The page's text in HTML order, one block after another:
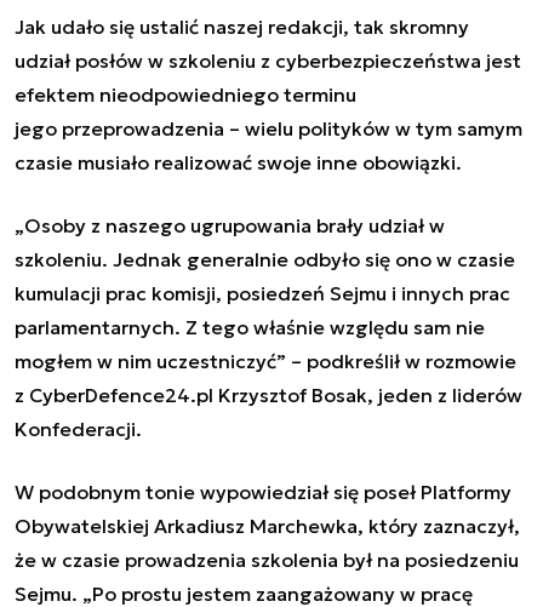
Jak udało się ustalić naszej redakcji, tak skromny
udział posłów w szkoleniu z cyberbezpieczeństwa jest
efektem nieodpowiedniego terminu
jego przeprowadzenia – wielu polityków w tym samym
czasie musiało realizować swoje inne obowiązki.
„Osoby z naszego ugrupowania brały udział w
szkoleniu. Jednak generalnie odbyło się ono w czasie
kumulacji prac komisji, posiedzeń Sejmu i innych prac
parlamentarnych. Z tego właśnie względu sam nie
mogłem w nim uczestniczyć” – podkreślił w rozmowie
z CyberDefence24.pl Krzysztof Bosak, jeden z liderów
Konfederacji.
W podobnym tonie wypowiedział się poseł Platformy
Obywatelskiej Arkadiusz Marchewka, który zaznaczył,
że w czasie prowadzenia szkolenia był na posiedzeniu
Sejmu. „Po prostu jestem zaangażowany w pracę